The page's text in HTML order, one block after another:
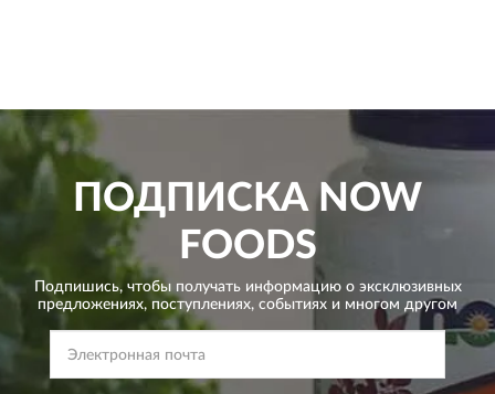
ПОДПИСКАNOW
FOODS
Подпишись, чтобы получать информацию о эксклюзивных
предложениях, поступлениях, событиях и многом другом